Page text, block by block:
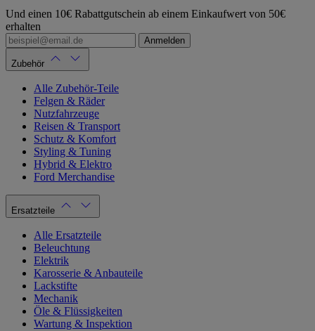
Und einen 10€ Rabattgutschein ab einem Einkaufwert von 50€
erhalten
Anmelden
Zubehör
Alle Zubehör-Teile
Felgen & Räder
Nutzfahrzeuge
Reisen & Transport
Schutz & Komfort
Styling & Tuning
Hybrid & Elektro
Ford Merchandise
Ersatzteile
Alle Ersatzteile
Beleuchtung
Elektrik
Karosserie & Anbauteile
Lackstifte
Mechanik
Öle & Flüssigkeiten
Wartung & Inspektion